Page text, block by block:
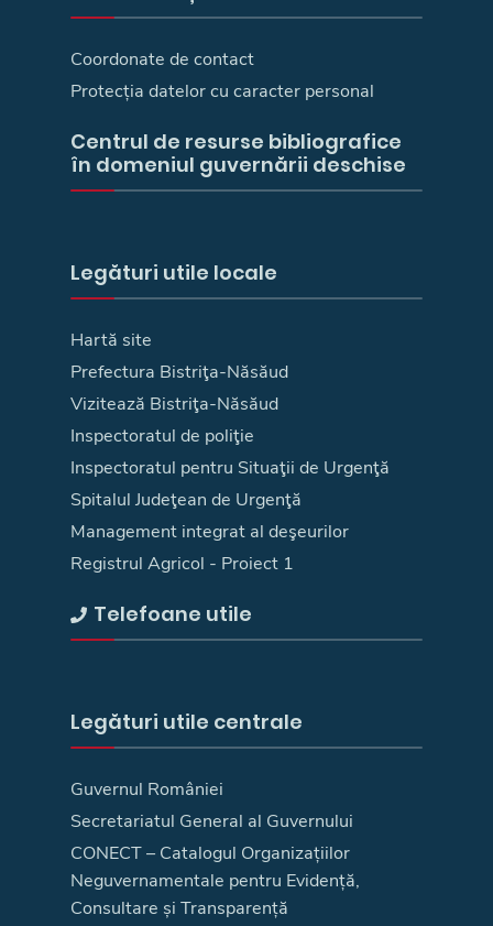
Coordonate de contact
Protecția datelor cu caracter personal
Centrul de resurse bibliografice
în domeniul guvernării deschise
Legături utile locale
Hartă site
Prefectura Bistriţa-Năsăud
Vizitează Bistriţa-Năsăud
Inspectoratul de poliţie
Inspectoratul pentru Situaţii de Urgenţă
Spitalul Judeţean de Urgenţă
Management integrat al deşeurilor
Registrul Agricol - Proiect 1
Telefoane utile
Legături utile centrale
Guvernul României
Secretariatul General al Guvernului
CONECT – Catalogul Organizațiilor
Neguvernamentale pentru Evidență,
Consultare și Transparență